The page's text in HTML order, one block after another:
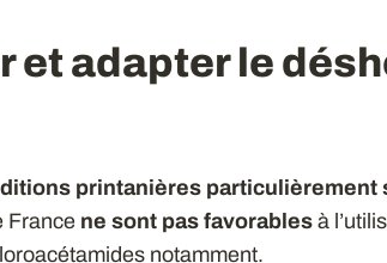
et adapter le
printanières particulièrement
France ne sont pas favorablesà
notamment.